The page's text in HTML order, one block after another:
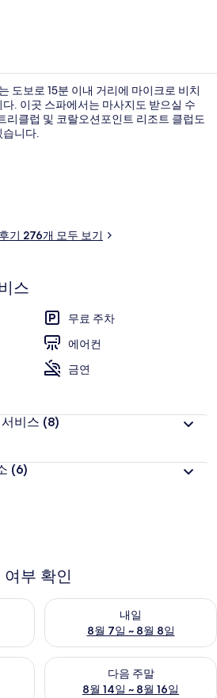
도보로 15분 이내 거리에 마이크로 비치
. 이곳 스파에서는 마사지도 받으실 수
리클럽 및 코랄오션포인트 리조트 클럽도
습니다.
기 276개 모두 보기
스
무료 주차
에어컨
금연
비스 (8)
(6)
부 확인
, 8월 6일 ~ 8월 7일
내일
8월 7일 ~ 8월 8일
내일 예약 가능 여부 확인, 8월
인, 8월 7일 ~ 8월 9일
다음 주말
8월 14일 ~ 8월 16일
다음 주말 예약 가능 여부 확인,